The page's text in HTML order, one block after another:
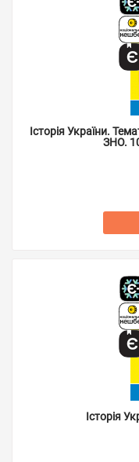
Історія України.
ЗНО.
Історія